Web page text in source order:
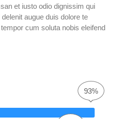
et iusto odio dignissim qui
augue duis dolore te
cum soluta nobis eleifend
93%